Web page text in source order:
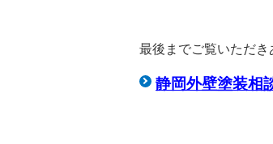
最後までご覧いただき
静岡外壁塗装相